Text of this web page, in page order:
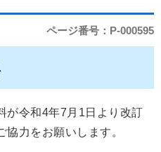
ページ番号：P-000595
が令和4年7月1日より改訂
協力をお願いします。